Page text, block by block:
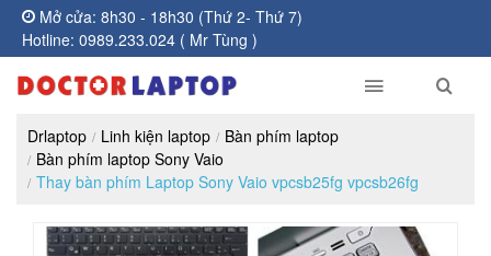
Mở cửa: 8h30 - 18h30 (Thứ 2- Thứ 7)
Hotline: 0989.233.024 ( Mr Tùng )
Drlaptop Linh kiện laptop
Bàn phím laptop
Bàn phím laptop Sony Vaio
Thay bàn phím Laptop Sony Vaio vpcsb25fg vpcsb26fg